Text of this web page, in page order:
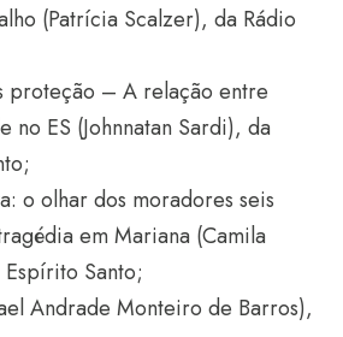
(Patrícia Scalzer), da Rádio
proteção – A relação entre
no ES (Johnnatan Sardi), da
o olhar dos moradores seis
em Mariana (Camila
Santo;
Andrade Monteiro de Barros),